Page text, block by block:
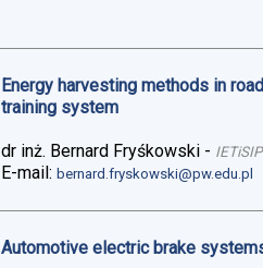
Energy harvesting methods in
training system
dr inż. Bernard Fryśkowski - IETiSIP
E-mail:bernard.fryskowski@pw.edu.pl
Automotive electric brake